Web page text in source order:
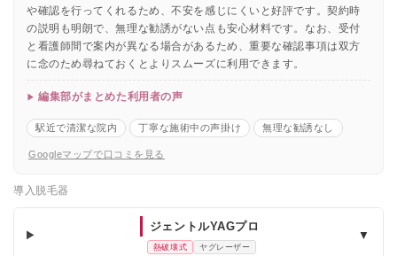
や確認を行ってくれるため、不安を感じにくいと好評です。契約時
の説明も明朗で、無理な勧誘がない点も安心材料です。なお、受付
と看護師間で案内が異なる場合があるため、重要な確認事項は双方
に念のため尋ねておくとよりスムーズに利用できます。
編集部がまとめた利用者の声
駅近で清潔な院内 丁寧な施術中の声掛け 無理な勧誘なし
Googleマップで口コミを見る
導入脱毛器
ジェントルYAGプロ
熱破壊式 ヤグレーザー
▼